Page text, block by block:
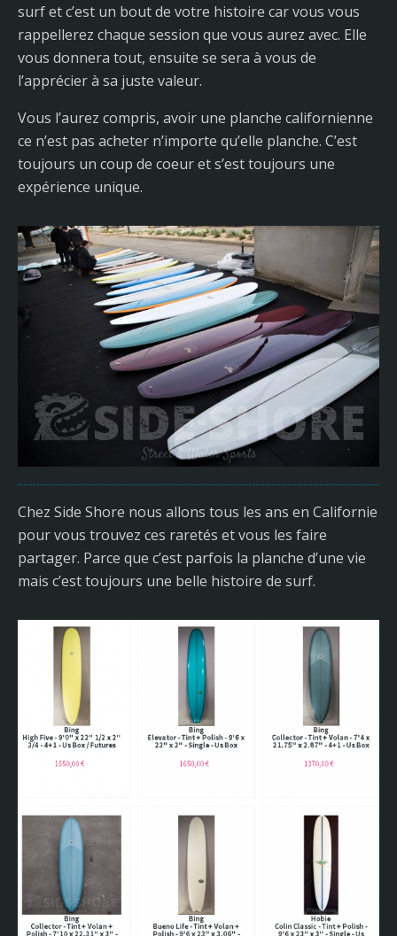
surf et c’est un bout de votre histoire car vous vous
rappellerez chaque session que vous aurez avec. Elle
vous donnera tout, ensuite se sera à vous de
l’apprécier à sa juste valeur.
Vous l’aurez compris, avoir une planche californienne
ce n’est pas acheter n’importe qu’elle planche. C’est
toujours un coup de coeur et s’est toujours une
expérience unique.
Chez Side Shore nous allons tous les ans en Californie
pour vous trouvez ces raretés et vous les faire
partager. Parce que c’est parfois la planche d’une vie
mais c’est toujours une belle histoire de surf.